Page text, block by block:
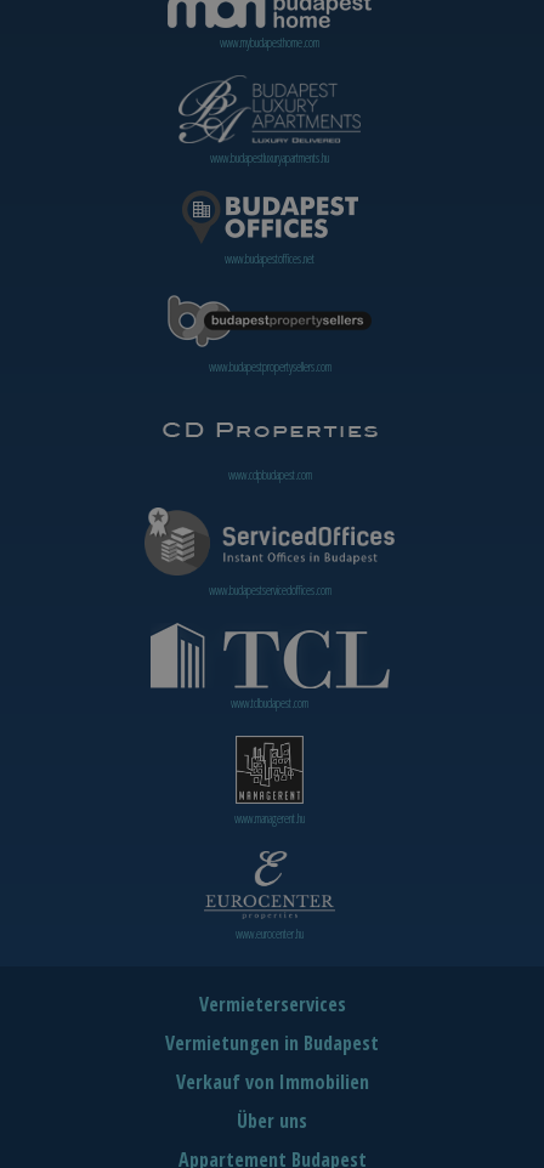
www.mybudapesthome.com
www.budapestluxuryapartments.hu
www.budapestoffices.net
www.budapestpropertysellers.com
www.cdpbudapest.com
www.budapestservicedoffices.com
www.tclbudapest.com
www.managerent.hu
www.eurocenter.hu
Vermieterservices
Vermietungen in Budapest
Verkauf von Immobilien
Über uns
Appartement Budapest